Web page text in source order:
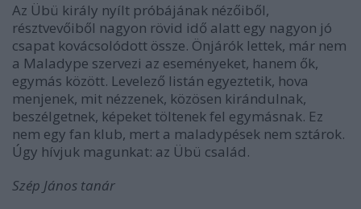
Az Übü király nyílt próbájának nézőiből,
résztvevőiből nagyon rövid idő alatt egy nagyon jó
csapat kovácsolódott össze. Önjárók lettek, már nem
a Maladype szervezi az eseményeket, hanem ők,
egymás között. Levelező listán egyeztetik, hova
menjenek, mit nézzenek, közösen kirándulnak,
beszélgetnek, képeket töltenek fel egymásnak. Ez
nem egy fan klub, mert a maladypések nem sztárok.
Úgy hívjuk magunkat: az Übü család.
Szép János tanár